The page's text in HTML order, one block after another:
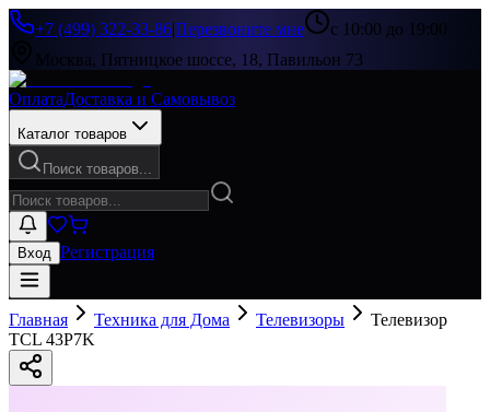
+7 (499) 322-33-86|Перезвоните мне
с 10:00 до 19:00
Москва, Пятницкое шоссе, 18, Павильон 73
ОплатаДоставка и Самовывоз
Каталог товаров
Поиск товаров...
Вход Регистрация
Главная Техника для Дома Телевизоры
Телевизор
TCL 43P7K